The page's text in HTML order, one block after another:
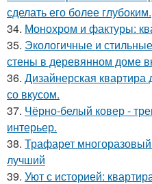
сделать его более глубоким.
34. Монохром и фактуры:
35. Экологичные и
стены в деревянном доме
36. Дизайнерская
со вкусом.
37. Чёрно-белый ковер -
интерьер.
38. Трафарет
лучший
39. Уют с историей: